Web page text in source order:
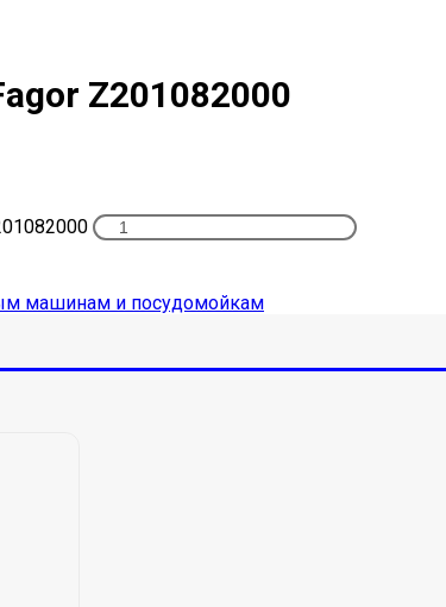
Z201082000
машинам и посудомойкам